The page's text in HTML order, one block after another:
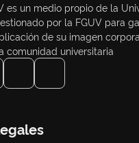
es un medio propio de la
por la FGUV para
de su imagen
comunidad universitaria